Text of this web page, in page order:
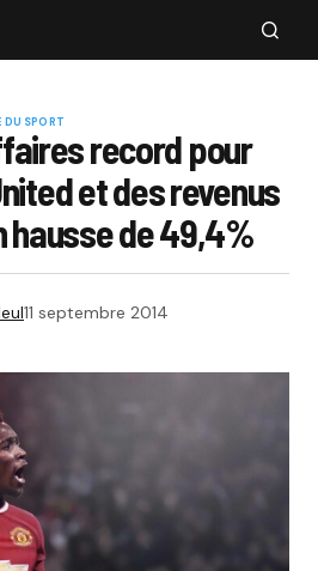
DU SPORT
record pour
et des revenus
hausse de 49,4%
11 septembre 2014